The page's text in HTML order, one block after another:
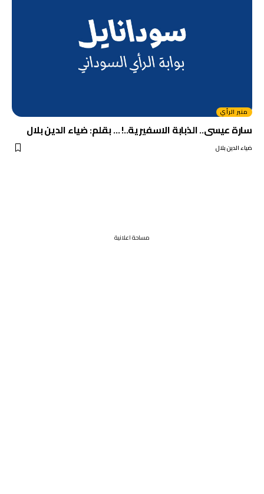
منبر الرأي
سارة عيسى.. الذبابة الاسفيرية..! … بقلم: ضياء الدين بلال
ضياء الدين بلال
مساحة اعلانية